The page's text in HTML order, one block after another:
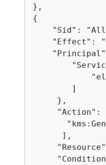
{
"Sid":
"Effect":
        ]
     },
"Action":
      ],